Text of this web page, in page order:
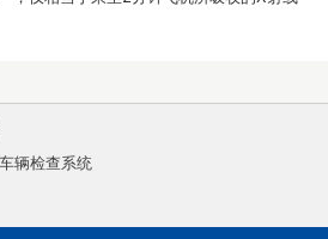
辆检查系统